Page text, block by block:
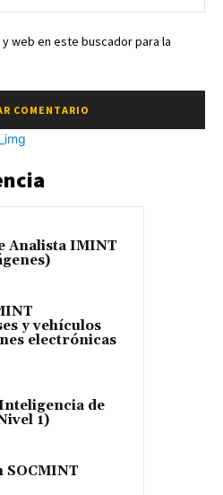
web en este buscador para la
Analista IMINT
y vehículos
electrónicas
de
1)
SOCMINT